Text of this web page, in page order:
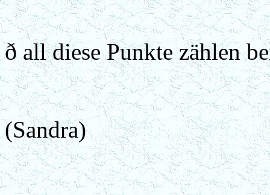
ð all diese Punkte zählen
(Sandra)